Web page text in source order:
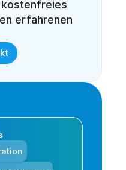
kostenfreies
erfahrenen